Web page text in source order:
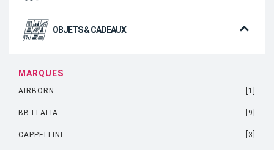
OBJETS & CADEAUX
MARQUES
AIRBORN [1]
BB ITALIA [9]
CAPPELLINI [3]